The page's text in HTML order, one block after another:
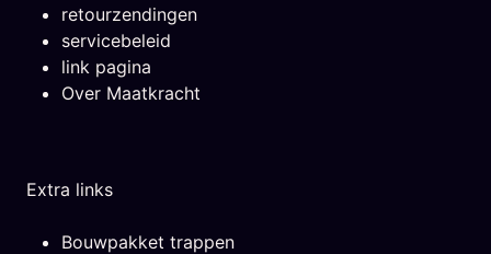
retourzendingen
servicebeleid
link pagina
Over Maatkracht
Extra links
Bouwpakket trappen